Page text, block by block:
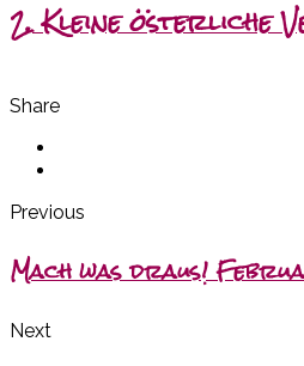
2. Kleine österliche
Share
Previous
Mach was draus!
Next